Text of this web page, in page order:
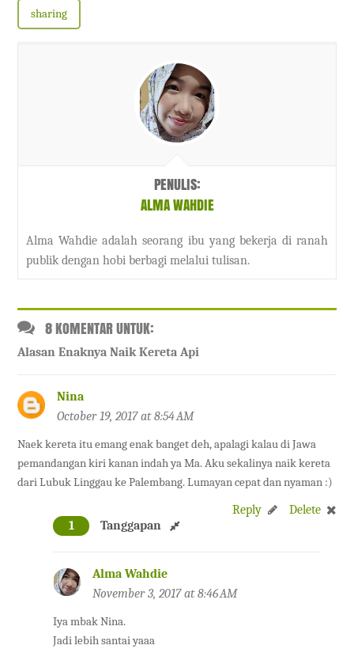
sharing
PENULIS:
ALMA WAHDIE
Alma Wahdie adalah seorang ibu yang bekerja di ranah
publik dengan hobi berbagi melalui tulisan.
8 KOMENTAR UNTUK:
Alasan Enaknya Naik Kereta Api
Nina
October 19, 2017 at 8:54 AM
Naek kereta itu emang enak banget deh, apalagi kalau di Jawa
pemandangan kiri kanan indah ya Ma. Aku sekalinya naik kereta
dari Lubuk Linggau ke Palembang. Lumayan cepat dan nyaman :)
Reply
Delete
1
Tanggapan
Alma Wahdie
November 3, 2017 at 8:46 AM
Iya mbak Nina.
Jadi lebih santai yaaa